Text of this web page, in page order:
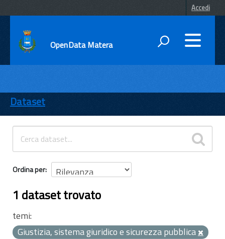
Accedi
OpenData Matera
ENTI
TEMI
INFORMAZIONI
Dataset
Ordina per
1 dataset trovato
temi:
Giustizia, sistema giuridico e sicurezza pubblica